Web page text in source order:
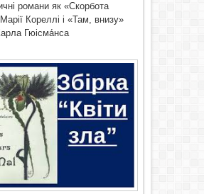
романи як «Скорбота
Кореллі і «Там, внизу»
Гюісма́нса